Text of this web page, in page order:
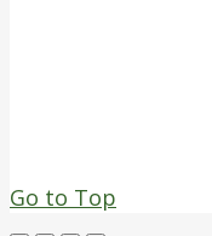
Go to Top